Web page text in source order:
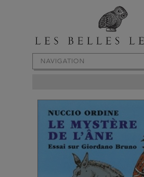
NAVIGATION